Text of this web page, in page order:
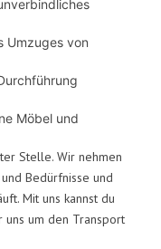
Umzuges von
Möbel und
Stelle. Wir nehmen
Bedürfnisse und
Mit uns kannst du
uns um den Transport